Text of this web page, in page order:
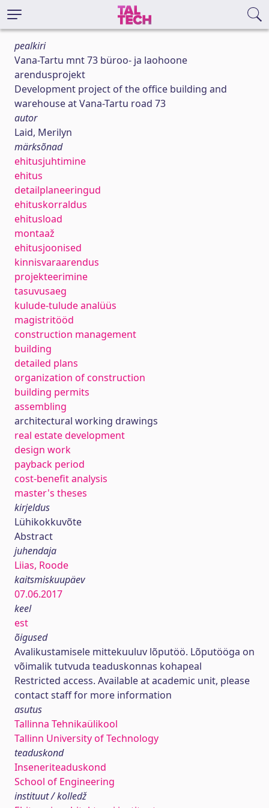
pealkiri
Vana-Tartu mnt 73 büroo- ja laohoone
arendusprojekt
Development project of the office building and
warehouse at Vana-Tartu road 73
autor
Laid, Merilyn
märksõnad
ehitusjuhtimine
ehitus
detailplaneeringud
ehituskorraldus
ehitusload
montaaž
ehitusjoonised
kinnisvaraarendus
projekteerimine
tasuvusaeg
kulude-tulude analüüs
magistritööd
construction management
building
detailed plans
organization of construction
building permits
assembling
architectural working drawings
real estate development
design work
payback period
cost-benefit analysis
master's theses
kirjeldus
Lühikokkuvõte
Abstract
juhendaja
Liias, Roode
kaitsmiskuupäev
07.06.2017
keel
est
õigused
Avalikustamisele mittekuuluv lõputöö. Lõputööga on
võimalik tutvuda teaduskonnas kohapeal
Restricted access. Available at academic unit, please
contact staff for more information
asutus
Tallinna Tehnikaülikool
Tallinn University of Technology
teaduskond
Inseneriteaduskond
School of Engineering
instituut / kolledž